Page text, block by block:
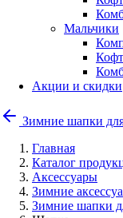
Мальчики
Акции и скидки
Зимние шапки
Главная
Каталог
Аксессуары
Зимние
Зимние шапки